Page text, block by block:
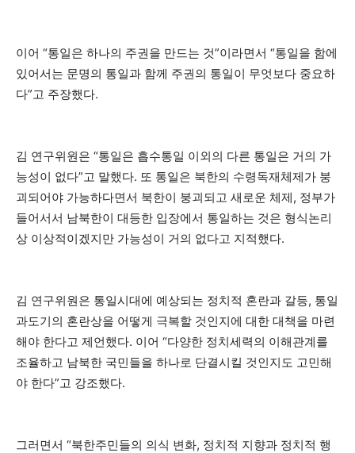
이어 “통일은 하나의 주권을 만드는 것”이라면서 “통일을 함에
있어서는 문명의 통일과 함께 주권의 통일이 무엇보다 중요하
다”고 주장했다.
김 연구위원은 “통일은 흡수통일 이외의 다른 통일은 거의 가
능성이 없다”고 말했다. 또 통일은 북한의 수령독재체제가 붕
괴되어야 가능하다면서 북한이 붕괴되고 새로운 체제, 정부가
들어서서 남북한이 대등한 입장에서 통일하는 것은 형식논리
상 이상적이겠지만 가능성이 거의 없다고 지적했다.
김 연구위원은 통일시대에 예상되는 정치적 혼란과 갈등, 통일
과도기의 혼란상을 어떻게 극복할 것인지에 대한 대책을 마련
해야 한다고 제언했다. 이어 “다양한 정치세력의 이해관계를
조율하고 남북한 국민들을 하나로 단결시킬 것인지도 고민해
야 한다”고 강조했다.
그러면서 “북한주민들의 의식 변화, 정치적 지향과 정치적 행